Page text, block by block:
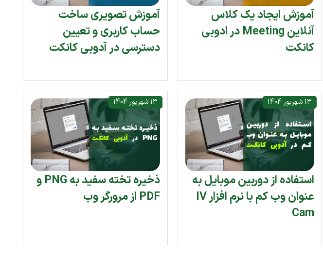
آموزش ایجاد یک کلاس
آنلاین Meeting در ادوبی
کانکت
آموزش تصویری ساخت
حساب کاربری و تعیین
دسترسی در آدوبی کانکت
13 شهریور 1404
استفاده از دوربین موبایل به
عنوان وب کم با نرم افزار IV
Cam
13 شهریور 1404
ذخیره تخته سفید به PNG و
PDF از مرورگر وب